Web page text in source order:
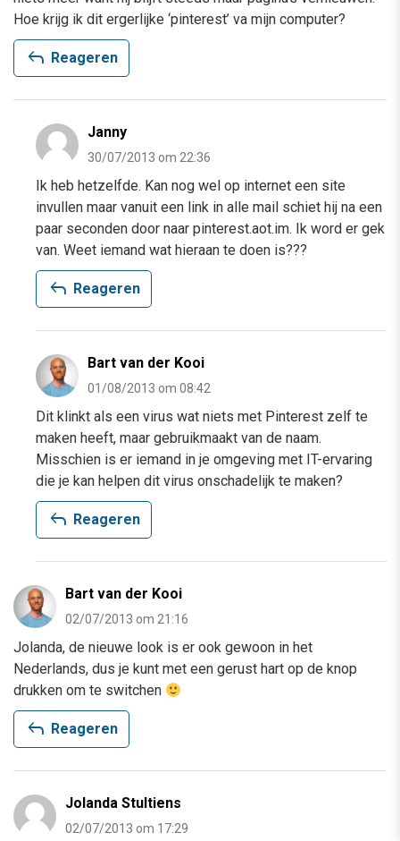
Hoe krijg ik dit ergerlijke ‘pinterest’ va mijn computer?
reply Reageren
Janny
30/07/2013 om 22:36
Ik heb hetzelfde. Kan nog wel op internet een site
invullen maar vanuit een link in alle mail schiet hij na een
paar seconden door naar pinterest.aot.im. Ik word er gek
van. Weet iemand wat hieraan te doen is???
reply Reageren
Bart van der Kooi
01/08/2013 om 08:42
Dit klinkt als een virus wat niets met Pinterest zelf te
maken heeft, maar gebruikmaakt van de naam.
Misschien is er iemand in je omgeving met IT-ervaring
die je kan helpen dit virus onschadelijk te maken?
reply Reageren
Bart van der Kooi
02/07/2013 om 21:16
Jolanda, de nieuwe look is er ook gewoon in het
Nederlands, dus je kunt met een gerust hart op de knop
drukken om te switchen
reply Reageren
Jolanda Stultiens
02/07/2013 om 17:29